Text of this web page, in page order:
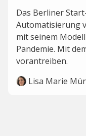
Das Berliner
Automatisierung
mit seinem
Pandemie. Mit
vorantreiben.
Lisa Marie